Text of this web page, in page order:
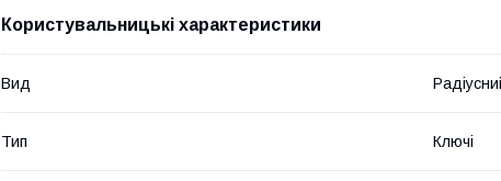
Користувальницькі характеристики
Вид
Тип Ключі